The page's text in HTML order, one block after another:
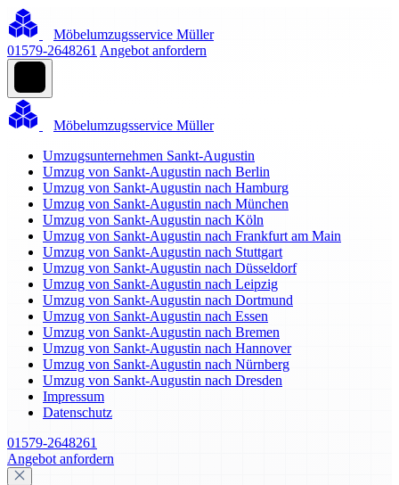
Möbelumzugsservice Müller
01579-2648261 Angebot anfordern
Möbelumzugsservice Müller
Umzugsunternehmen Sankt-Augustin
Umzug von Sankt-Augustin nach Berlin
Umzug von Sankt-Augustin nach Hamburg
Umzug von Sankt-Augustin nach München
Umzug von Sankt-Augustin nach Köln
Umzug von Sankt-Augustin nach Frankfurt am Main
Umzug von Sankt-Augustin nach Stuttgart
Umzug von Sankt-Augustin nach Düsseldorf
Umzug von Sankt-Augustin nach Leipzig
Umzug von Sankt-Augustin nach Dortmund
Umzug von Sankt-Augustin nach Essen
Umzug von Sankt-Augustin nach Bremen
Umzug von Sankt-Augustin nach Hannover
Umzug von Sankt-Augustin nach Nürnberg
Umzug von Sankt-Augustin nach Dresden
Impressum
Datenschutz
01579-2648261
Angebot anfordern